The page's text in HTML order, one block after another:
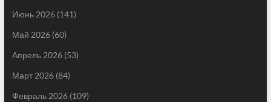
Июнь 2026(141)
Май 2026(60)
Апрель 2026(53)
Март 2026(84)
Февраль 2026(109)